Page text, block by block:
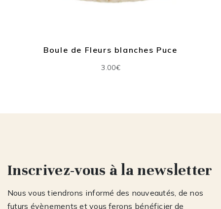
Boule de Fleurs blanches Puce
3.00€
Inscrivez-vous à la newsletter
Nous vous tiendrons informé des nouveautés, de nos
futurs évènements et vous ferons bénéficier de